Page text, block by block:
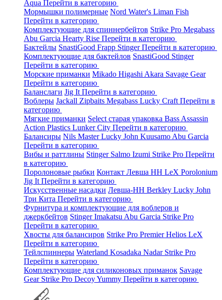
Aqua Перейти в категорию
Мормышки полимерные Nord Water's Liman Fish
Перейти в категорию
Комплектующие для спиннербейтов Strike Pro Megabass
Abu Garcia Hearty Rise Перейти в категорию
Бактейлы SnastiGood Frapp StingerПерейти в категорию
Комплектующие для бактейлов SnastiGood Stinger
Перейти в категорию
Морские приманки Mikado Higashi Akara Savage Gear
Перейти в категорию
Баланслаги Jig It Перейти в категорию
Воблеры Jackall Zipbaits Megabass Lucky Craft Перейти в
категорию
Мягкие приманки Select старая упаковка Bass Assassin
Action Plastics Lunker City Перейти в категорию
Балансиры Nils MasterLucky John Kuusamo Abu Garcia
Перейти в категорию
Вибы и раттлины Stinger Salmo Izumi Strike Pro Перейти
в категорию
Поролоновые рыбки Контакт Левша НН LeX Porolonium
Jig It Перейти в категорию
Искусственные насадки Левша-НН Berkley Lucky John
Три Кита Перейти в категорию
Фурнитура и комплектующие для воблеров и
джеркбейтов StingerImakatsu Abu Garcia Strike Pro
Перейти в категорию
Хвосты для балансиров Strike Pro PremierHelios LeX
Перейти в категорию
Тейлспиннеры Waterland Kosadaka Nadar Strike Pro
Перейти в категорию
Комплектующие для силиконовых приманок Savage
Gear Strike Pro DecoyYummy Перейти в категорию